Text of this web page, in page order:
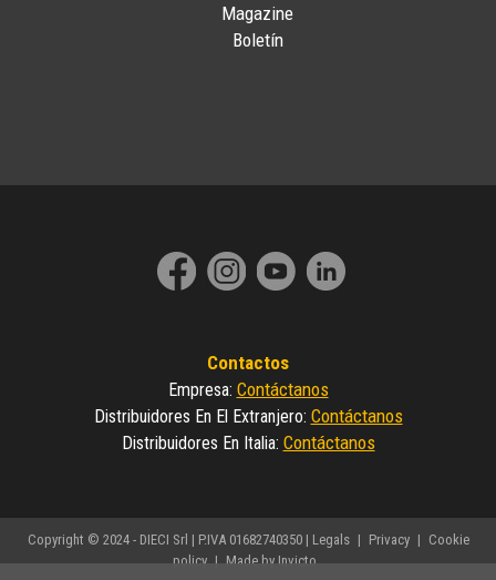
Magazine
Boletín
Contactos
Empresa: Contáctanos
Distribuidores En El Extranjero: Contáctanos
Distribuidores En Italia: Contáctanos
Copyright © 2024 - DIECI Srl | P.IVA 01682740350 | Legals | Privacy | Cookie
policy | Made by Invicto